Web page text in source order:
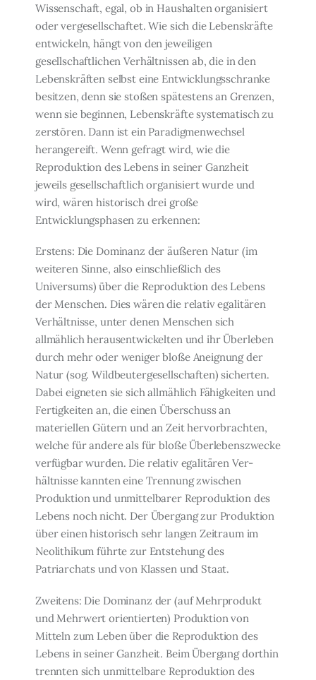
Wissenschaft, egal, ob in Haushalten organisiert
oder vergesellschaftet. Wie sich die Lebenskräfte
ent­wickeln, hängt von den jeweiligen
gesellschaftlichen Verhältnissen ab, die in den
Lebens­kräften selbst eine Entwicklungsschranke
besitzen, denn sie stoßen spätestens an Gren­zen,
wenn sie beginnen, Lebenskräfte systematisch zu
zerstören. Dann ist ein Paradig­menwechsel
herangereift. Wenn gefragt wird, wie die
Reproduktion des Lebens in seiner Ganzheit
jeweils gesellschaftlich organisiert wurde und
wird, wären historisch drei große
Entwicklungsphasen zu erkennen:
Erstens: Die Dominanz der äußeren Natur (im
weiteren Sinne, also einschließlich des
Universums) über die Reproduktion des Lebens
der Menschen. Dies wären die relativ egalitären
Verhältnisse, unter denen Menschen sich
allmählich herausentwickelten und ihr Überleben
durch mehr oder weniger bloße Aneignung der
Natur (sog. Wildbeuter­gesellschaften) sicherten.
Dabei eigneten sie sich allmählich Fähigkeiten und
Fertigkei­ten an, die einen Überschuss an
materiellen Gütern und an Zeit hervorbrachten,
welche für andere als für bloße Überlebenszwecke
verfügbar wurden. Die relativ egalitären Ver­
hältnisse kannten eine Trennung zwischen
Produktion und unmittelbarer Reproduktion des
Lebens noch nicht. Der Übergang zur Produktion
über einen historisch sehr langen Zeitraum im
Neolithikum führte zur Entstehung des
Patriarchats und von Klassen und Staat.
Zweitens: Die Dominanz der (auf Mehrprodukt
und Mehrwert orientierten) Produk­tion von
Mitteln zum Leben über die Reproduktion des
Lebens in seiner Ganzheit. Beim Übergang dorthin
trennten sich unmittelbare Reproduktion des